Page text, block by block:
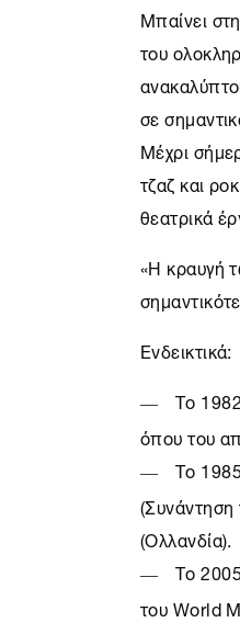
Μπαίνει
του
σε
Μέχρι
τζαζ και
θεατρικά
«Η κραυγή
Ενδεικτικά:
Το
όπου του
Το
(Συνάντηση
(Ολλανδία).
Το
του World